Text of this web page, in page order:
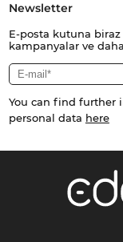
Newsletter
E-posta kutuna biraz
kampanyalar ve
You can find further
personal data here